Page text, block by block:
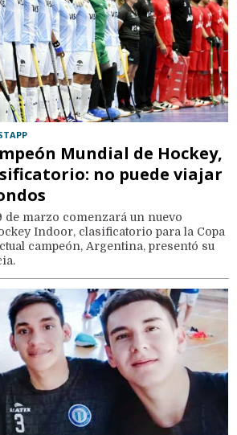
Mundial de Hockey,
no puede viajar
de marzo comenzará un nuevo
Indoor, clasificatorio para la Copa
campeón, Argentina, presentó su